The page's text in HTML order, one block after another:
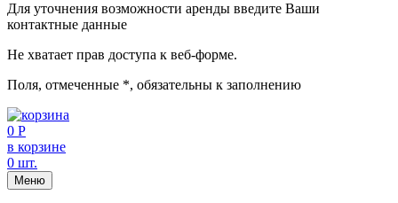
Для уточнения возможности аренды введите Ваши
контактные данные
Не хватает прав доступа к веб-форме.
Поля, отмеченные *, обязательны к заполнению
0 Р
в корзине
0 шт.
Меню